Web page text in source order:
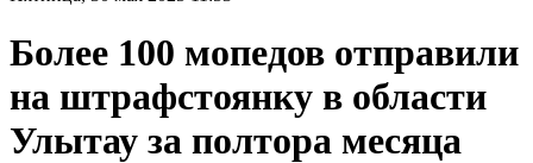
Более 100 мопедов отправили
на штрафстоянку в области
Улытау за полтора месяца